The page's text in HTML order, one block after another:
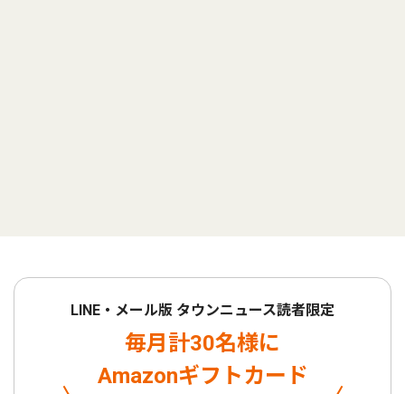
LINE・メール版 タウンニュース読者限定
毎月計30名様に
Amazonギフトカード